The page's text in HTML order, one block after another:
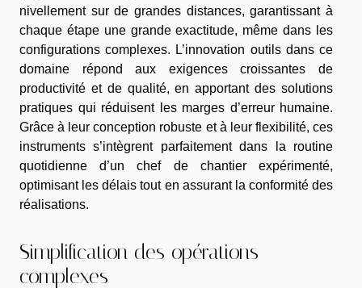
nivellement sur de grandes distances, garantissant à
chaque étape une grande exactitude, même dans les
configurations complexes. L’innovation outils dans ce
domaine répond aux exigences croissantes de
productivité et de qualité, en apportant des solutions
pratiques qui réduisent les marges d’erreur humaine.
Grâce à leur conception robuste et à leur flexibilité, ces
instruments s’intègrent parfaitement dans la routine
quotidienne d’un chef de chantier expérimenté,
optimisant les délais tout en assurant la conformité des
réalisations.
Simplification des opérations
complexes